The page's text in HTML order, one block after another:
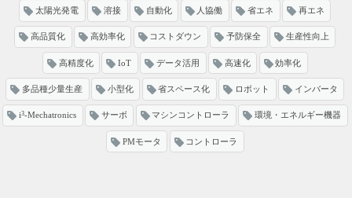
太陽光発電 溶接 自動化 人協働 省エネ 再エネ
高品質化 高効率化 コストダウン 予防保全 生産性向上
高精度化 IoT データ活用 高速化 効率化
多品種少量生産 小型化 省スペース化 ロボット インバータ
i3-Mechatronics サーボ マシンコントローラ 環境・エネルギー機器
PMモータ コントローラ